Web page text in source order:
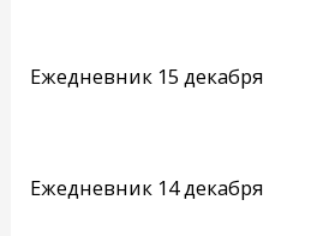
Ежедневник 15 декабря
Ежедневник 14 декабря